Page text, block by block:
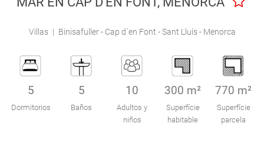
Villas | Binisafuller - Cap d´en Font - Sant Lluís - Menorca
5
Dormitorios
5
Baños
10
Adultos y
niños
300 m²
Superfície
habitable
770 m²
Superfície
parcela